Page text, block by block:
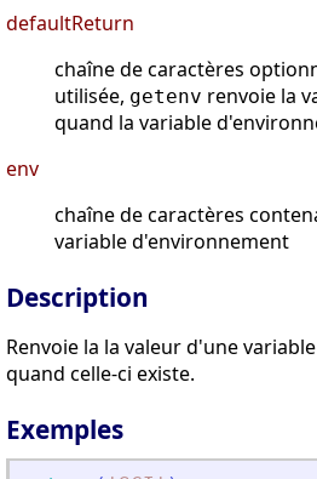
defaultReturn
chaîne de caractères
utilisée, getenv renvoie la
quand la variable
env
chaîne de caractères
variable d'environnement
Description
Renvoie la la valeur d'une
quand celle-ci existe.
Exemples